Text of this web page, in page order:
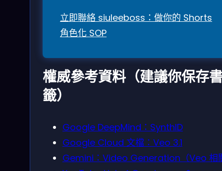
立即聯絡 siuleeboss：做你的 Shorts
角色化 SOP
權威參考資料（建議你保存
籤）
Google DeepMind：SynthID
Google Cloud 文檔：Veo 3.1
Gemini：Video Generation（Veo 相